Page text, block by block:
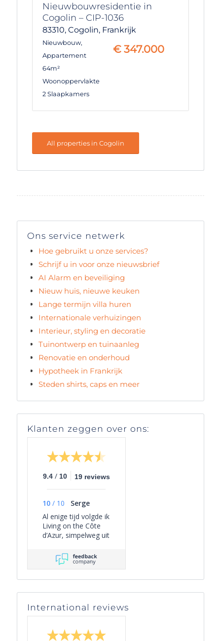
Nieuwbouwresidentie in
Cogolin – CIP-1036
83310, Cogolin, Frankrijk
Nieuwbouw,
Appartement
64m²
Woonoppervlakte
2 Slaapkamers
€ 347.000
All properties in Cogolin
Ons service netwerk
Hoe gebruikt u onze services?
Schrijf u in voor onze nieuwsbrief
AI Alarm en beveiliging
Nieuw huis, nieuwe keuken
Lange termijn villa huren
Internationale verhuizingen
Interieur, styling en decoratie
Tuinontwerp en tuinaanleg
Renovatie en onderhoud
Hypotheek in Frankrijk
Steden shirts, caps en meer
Klanten zeggen over ons:
9.4 / 10 19 reviews
10 / 10
Serge
Al enige tijd volgde ik
Living on the Côte
d’Azur, simpelweg uit
interesse, omdat het
een overzichtelijk
beeld geeft van het
actuele aanbod van
villa’s in Zuid-
er leuke periodieke
mails worden
verzonden met
interessante weetjes
International reviews